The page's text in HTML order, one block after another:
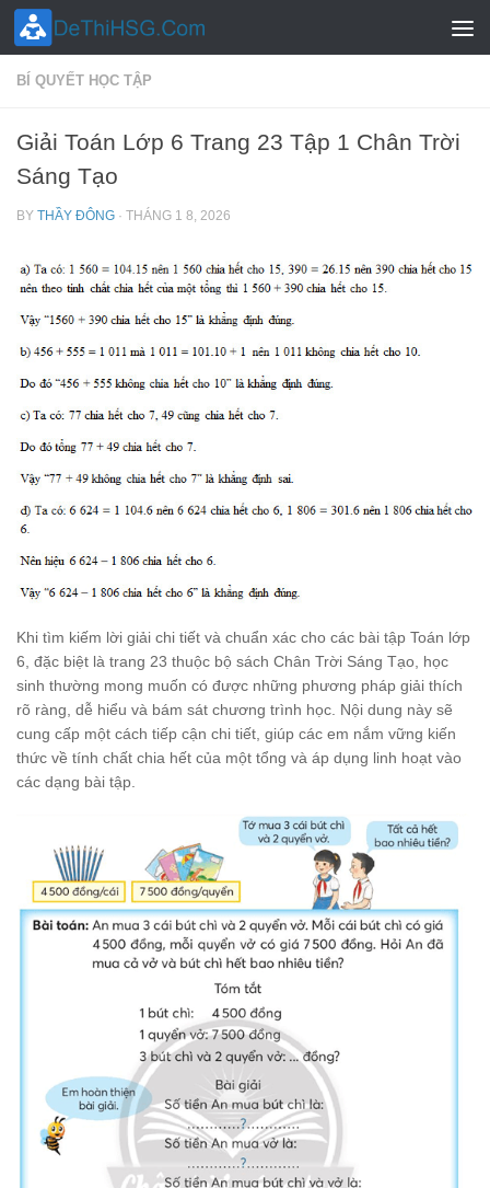
Skip to content
BÍ QUYẾT HỌC TẬP
Giải Toán Lớp 6 Trang 23 Tập 1 Chân Trời
Sáng Tạo
BY THẦY ĐÔNG · THÁNG 1 8, 2026
Khi tìm kiếm lời giải chi tiết và chuẩn xác cho các bài tập Toán lớp
6, đặc biệt là trang 23 thuộc bộ sách Chân Trời Sáng Tạo, học
sinh thường mong muốn có được những phương pháp giải thích
rõ ràng, dễ hiểu và bám sát chương trình học. Nội dung này sẽ
cung cấp một cách tiếp cận chi tiết, giúp các em nắm vững kiến
thức về tính chất chia hết của một tổng và áp dụng linh hoạt vào
các dạng bài tập.